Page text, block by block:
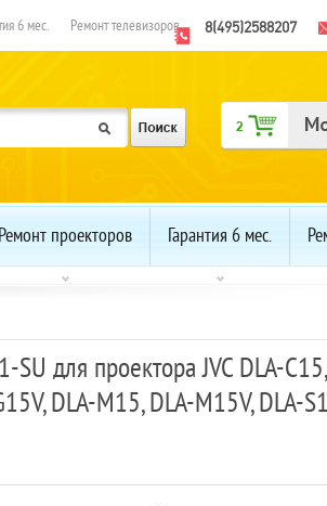
8(495)2588207
6 мес. Ремонт телевизоров
Ремонт проекторов Гарантия 6 мес.
для проектора JVC DLA-
DLA-M15, DLA-M15V, DLA-